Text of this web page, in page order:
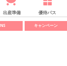
出産準備 優待パス
キャンペーン